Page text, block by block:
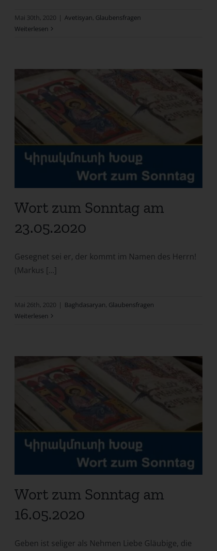
Mai 30th, 2020 | Avetisyan, Glaubensfragen
Weiterlesen
Wort zum Sonntag am
23.05.2020
Gesegnet sei er, der kommt im Namen des Herrn!
(Markus [...]
Mai 26th, 2020 | Baghdasaryan, Glaubensfragen
Weiterlesen
Wort zum Sonntag am
16.05.2020
Geben ist seliger als Nehmen Liebe Gläubige, die